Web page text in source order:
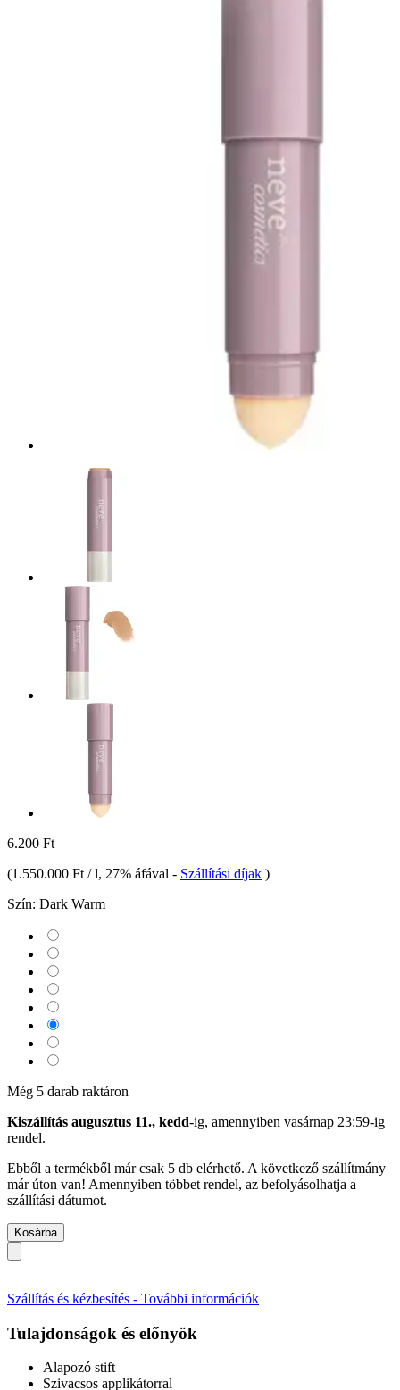
6.200 Ft
(1.550.000 Ft / l, 27% áfával - Szállítási díjak )
Szín: Dark Warm
Még 5 darab raktáron
Kiszállítás augusztus 11., kedd-ig, amennyiben vasárnap 23:59-ig
rendel.
Ebből a termékből már csak 5 db elérhető. A következő szállítmány
már úton van! Amennyiben többet rendel, az befolyásolhatja a
szállítási dátumot.
Kosárba
Szállítás és kézbesítés - További információk
Tulajdonságok és előnyök
Alapozó stift
Szivacsos applikátorral